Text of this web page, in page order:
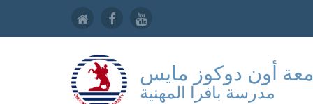
أون دوكوز مايس
مدرسة بافرا المهنية